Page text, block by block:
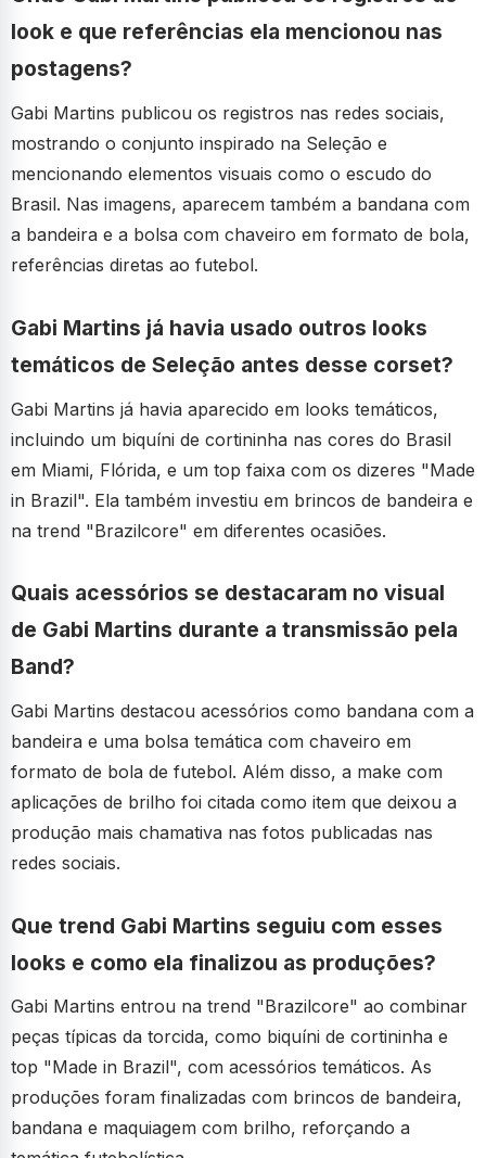
look e que referências ela mencionou nas
postagens?
Gabi Martins publicou os registros nas redes sociais,
mostrando o conjunto inspirado na Seleção e
mencionando elementos visuais como o escudo do
Brasil. Nas imagens, aparecem também a bandana com
a bandeira e a bolsa com chaveiro em formato de bola,
referências diretas ao futebol.
Gabi Martins já havia usado outros looks
temáticos de Seleção antes desse corset?
Gabi Martins já havia aparecido em looks temáticos,
incluindo um biquíni de cortininha nas cores do Brasil
em Miami, Flórida, e um top faixa com os dizeres "Made
in Brazil". Ela também investiu em brincos de bandeira e
na trend "Brazilcore" em diferentes ocasiões.
Quais acessórios se destacaram no visual
de Gabi Martins durante a transmissão pela
Band?
Gabi Martins destacou acessórios como bandana com a
bandeira e uma bolsa temática com chaveiro em
formato de bola de futebol. Além disso, a make com
aplicações de brilho foi citada como item que deixou a
produção mais chamativa nas fotos publicadas nas
redes sociais.
Que trend Gabi Martins seguiu com esses
looks e como ela finalizou as produções?
Gabi Martins entrou na trend "Brazilcore" ao combinar
peças típicas da torcida, como biquíni de cortininha e
top "Made in Brazil", com acessórios temáticos. As
produções foram finalizadas com brincos de bandeira,
bandana e maquiagem com brilho, reforçando a